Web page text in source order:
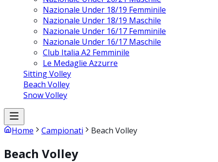
Nazionale Under 18/19 Femminile
Nazionale Under 18/19 Maschile
Nazionale Under 16/17 Femminile
Nazionale Under 16/17 Maschile
Club Italia A2 Femminile
Le Medaglie Azzurre
Sitting Volley
Beach Volley
Snow Volley
Home Campionati Beach Volley
Beach Volley